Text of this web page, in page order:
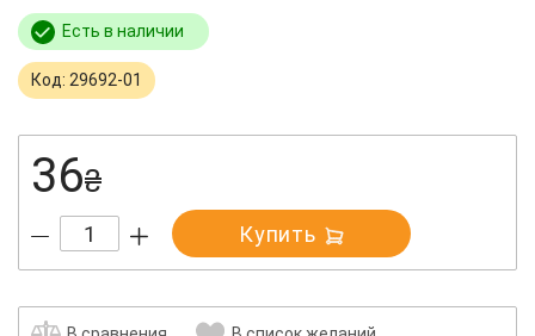
Есть в наличии
Код: 29692-01
36₴
Купить